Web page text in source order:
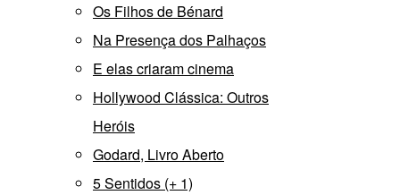
Os Filhos de Bénard
Na Presença dos Palhaços
E elas criaram cinema
Hollywood Clássica: Outros
Heróis
Godard, Livro Aberto
5 Sentidos (+ 1)